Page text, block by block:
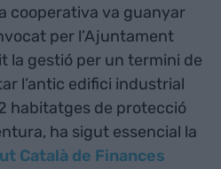
cooperativa va guanyar
per l’Ajuntament
la gestió per un termini de
l’antic edifici industrial
habitatges de protecció
ha sigut essencial la
Català de Finances